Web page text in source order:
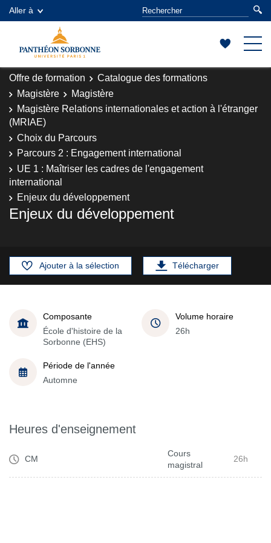
Aller à
Offre de formation
Catalogue des formations
Magistère
Magistère
Magistère Relations internationales et action à l'étranger
(MRIAE)
Choix du Parcours
Parcours 2 : Engagement international
UE 1 : Maîtriser les cadres de l'engagement
international
Enjeux du développement
Enjeux du développement
Ajouter à la sélection Télécharger
Composante
École d'histoire de la
Sorbonne (EHS)
Volume horaire
26h
Période de l'année
Automne
Heures d'enseignement
CM
Cours
magistral
26h